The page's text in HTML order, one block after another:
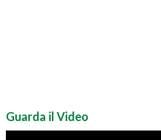
Guarda il Video